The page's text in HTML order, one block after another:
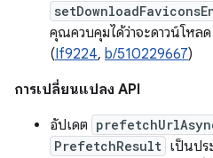
คุณควบคุมได้ว่าจะดาวน์โหล
(If9224, b/510229667)
การเปลี่ยนแปลง API
อัปเดต
PrefetchResult เป็นปร